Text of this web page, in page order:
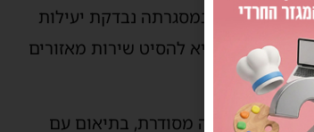
השירות, במסגרתה נבדקת יעילות
כך נמסר, היא להסיט שירות מאזורים
יותר.
לאחר עבודת מטה מסודרת, בתיאום עם